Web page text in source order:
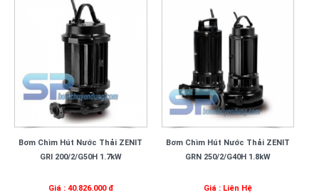
Bơm Chìm Hút Nước Thải ZENIT
GRI 200/2/G50H 1.7kW
Giá : 40.826.000 đ
Bơm Chìm Hút Nước Thải ZENIT
GRN 250/2/G40H 1.8kW
Giá : Liên Hệ